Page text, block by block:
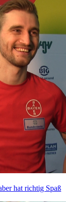
hat richtig Spaß